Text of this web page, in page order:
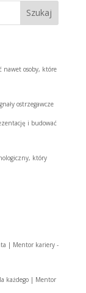
nawet osoby, które
ostrzegawcze
i budować
który
| Mentor kariery -
każdego | Mentor